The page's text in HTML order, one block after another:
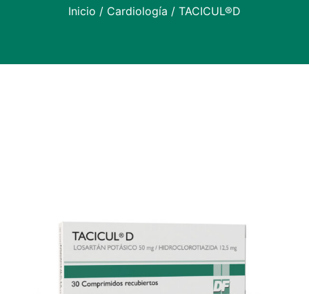
Inicio / Cardiología / TACICUL®D